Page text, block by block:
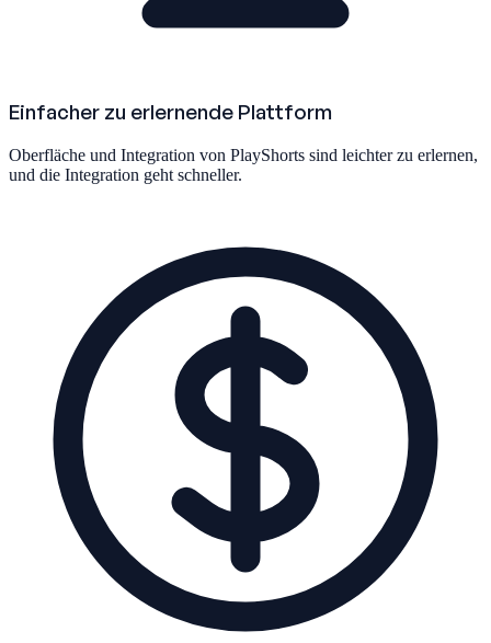
Einfacher zu erlernende Plattform
Oberfläche und Integration von PlayShorts sind leichter zu erlernen,
und die Integration geht schneller.